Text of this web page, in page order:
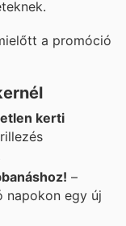
a promóció
kerti
–
napokon egy új